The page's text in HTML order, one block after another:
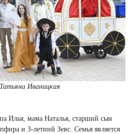
Иваницкая
Илья, мама Наталья, старший сын
и 3-летний Зевс. Семья является